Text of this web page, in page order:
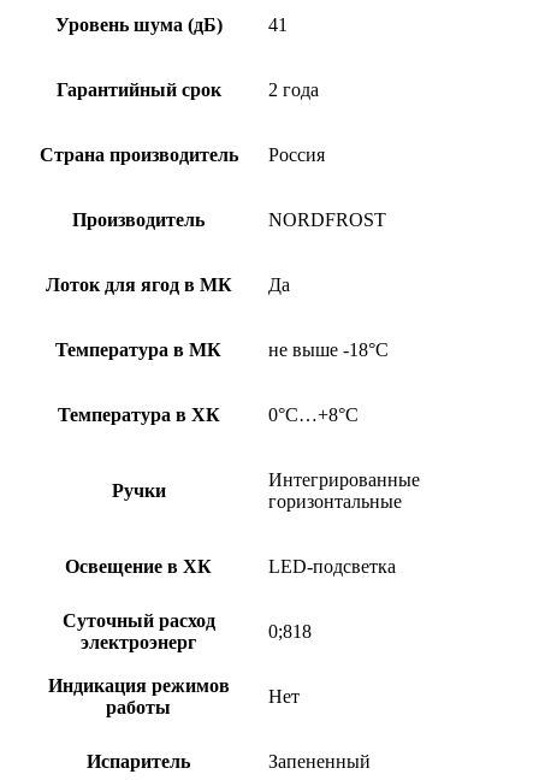
Уровень шума (дБ) 41
Гарантийный срок 2 года
Страна производитель Россия
Производитель NORDFROST
Лоток для ягод в МК Да
Температура в МК не выше -18°С
Температура в ХК 0°С…+8°С
Ручки
Интегрированные
горизонтальные
Освещение в ХК LED-подсветка
Суточный расход
электроэнерг
0;818
Индикация режимов
работы
Нет
Испаритель Запененный